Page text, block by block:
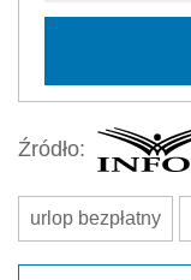
Źródło:
urlop bezpłatny